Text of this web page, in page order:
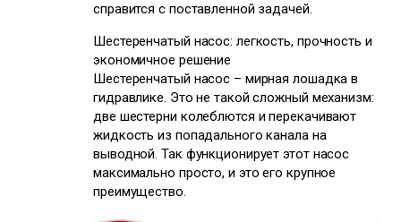
справится с поставленной задачей.
Шестеренчатый насос: легкость, прочность и
экономичное решение
Шестеренчатый насос – мирная лошадка в
гидравлике. Это не такой сложный механизм:
две шестерни колеблются и перекачивают
жидкость из попадального канала на
выводной. Так функционирует этот насос
максимально просто, и это его крупное
преимущество.